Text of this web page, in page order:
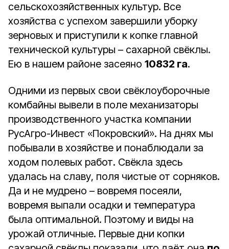
сельскохозяйственных культур. Все
хозяйства с успехом завершили уборку
зерновых и приступили к копке главной
технической культуры – сахарной свёклы.
Ею в нашем районе засеяно 10832 га.
Одними из первых свои свёклоуборочные
комбайны вывели в поле механизаторы
производственного участка компании
РусАгро-Инвест «Покровский». На днях мы
побывали в хозяйстве и понаблюдали за
ходом полевых работ. Свёкла здесь
удалась на славу, поля чистые от сорняков.
Да и не мудрено – вовремя посеяли,
вовремя выпали осадки и температура
была оптимальной. Поэтому и виды на
урожай отличные. Первые дни копки